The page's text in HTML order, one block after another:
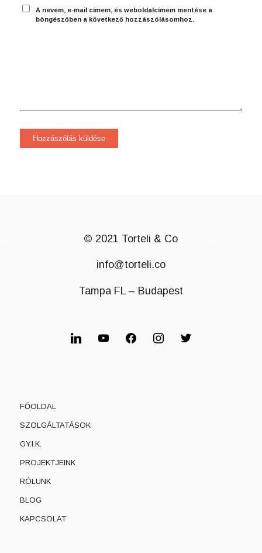
A nevem, e-mail címem, és weboldalcímem mentése a
böngészőben a következő hozzászólásomhoz.
© 2021 Torteli & Co
info@torteli.co
Tampa FL – Budapest
linkedin youtube facebookinstagramtwitter
FŐOLDAL
SZOLGÁLTATÁSOK
GY.I.K.
PROJEKTJEINK
RÓLUNK
BLOG
KAPCSOLAT